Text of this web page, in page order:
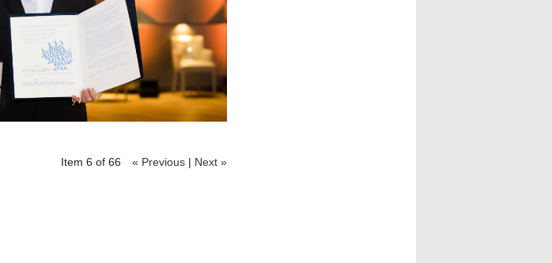
Item 6 of 66 « Previous | Next »